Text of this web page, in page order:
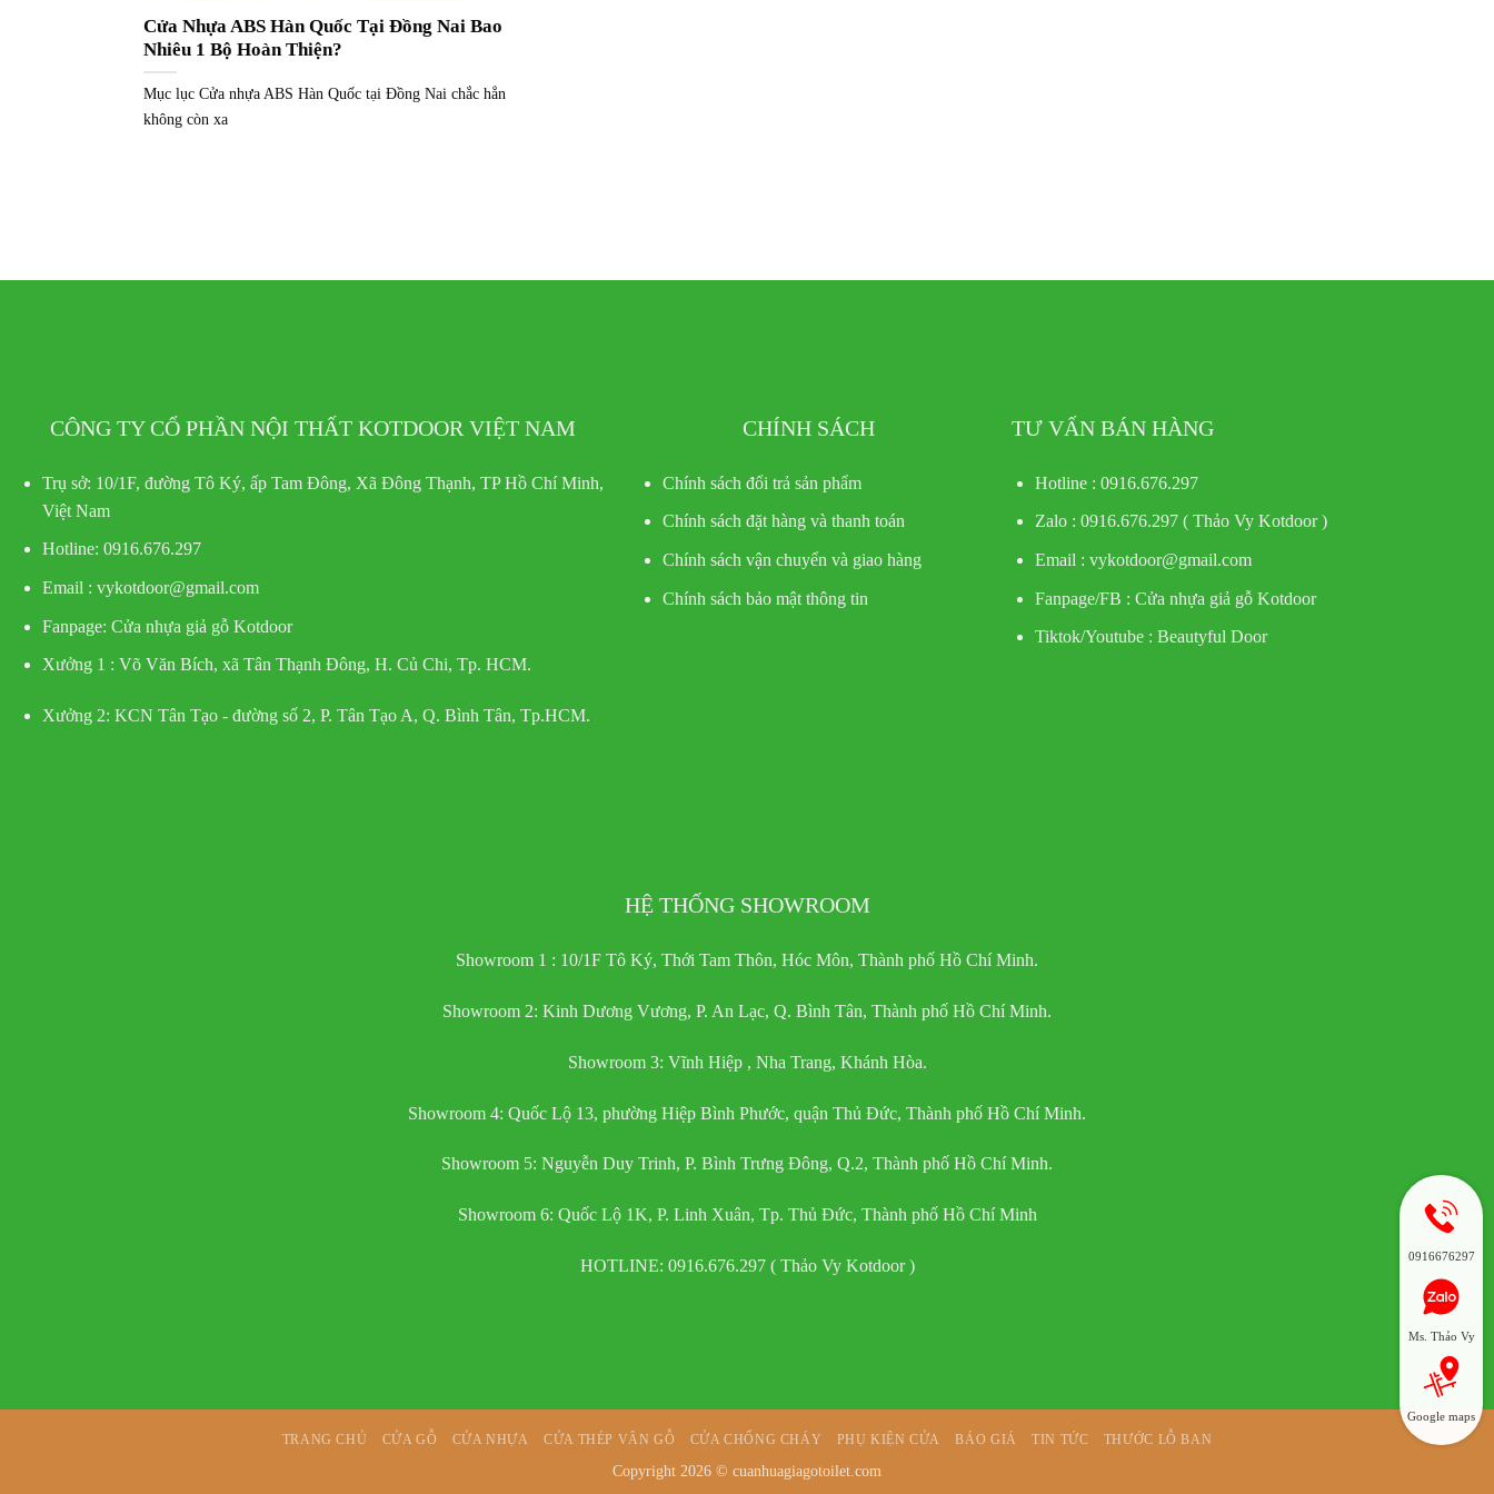
Cửa Nhựa ABS Hàn Quốc Tại Đồng Nai Bao
Nhiêu 1 Bộ Hoàn Thiện?
Mục lục Cửa nhựa ABS Hàn Quốc tại Đồng Nai chắc hẳn
không còn xa
CÔNG TY CỔ PHẦN NỘI THẤT KOTDOOR VIỆT NAM
Trụ sở: 10/1F, đường Tô Ký, ấp Tam Đông, Xã Đông Thạnh, TP Hồ Chí Minh,
Việt Nam
Hotline: 0916.676.297
Email : vykotdoor@gmail.com
Fanpage: Cửa nhựa giả gỗ Kotdoor
Xưởng 1 : Võ Văn Bích, xã Tân Thạnh Đông, H. Củ Chi, Tp. HCM.
Xưởng 2: KCN Tân Tạo - đường số 2, P. Tân Tạo A, Q. Bình Tân, Tp.HCM.
CHÍNH SÁCH
Chính sách đổi trả sản phẩm
Chính sách đặt hàng và thanh toán
Chính sách vận chuyển và giao hàng
Chính sách bảo mật thông tin
TƯ VẤN BÁN HÀNG
Hotline : 0916.676.297
Zalo : 0916.676.297 ( Thảo Vy Kotdoor )
Email : vykotdoor@gmail.com
Fanpage/FB :Cửa nhựa giả gỗ Kotdoor
Tiktok/Youtube :Beautyful Door
HỆ THỐNG SHOWROOM
Showroom 1 : 10/1F Tô Ký, Thới Tam Thôn, Hóc Môn, Thành phố Hồ Chí Minh.
Showroom 2: Kinh Dương Vương, P. An Lạc, Q. Bình Tân, Thành phố Hồ Chí Minh.
Showroom 3: Vĩnh Hiệp , Nha Trang, Khánh Hòa.
Showroom 4: Quốc Lộ 13, phường Hiệp Bình Phước, quận Thủ Đức, Thành phố Hồ Chí Minh.
Showroom 5: Nguyễn Duy Trinh, P. Bình Trưng Đông, Q.2, Thành phố Hồ Chí Minh.
Showroom 6: Quốc Lộ 1K, P. Linh Xuân, Tp. Thủ Đức, Thành phố Hồ Chí Minh
HOTLINE: 0916.676.297 ( Thảo Vy Kotdoor )
TRANG CHỦ CỬA GỖ CỬA NHỰA CỬA THÉP VÂN GỖ CỬA CHỐNG CHÁY PHỤ KIỆN CỬA BÁO GIÁ TIN TỨC THƯỚC LỖ BAN
Copyright 2026 © cuanhuagiagotoilet.com
0916676297
Ms. Thảo Vy
Google maps